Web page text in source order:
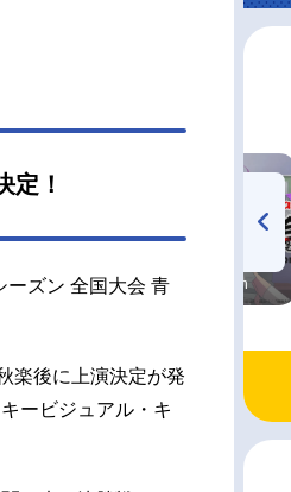
定！
ーズン 全国大会 青
楽後に上演決定が発
ービジュアル・キ
radio 大直会 2nd season